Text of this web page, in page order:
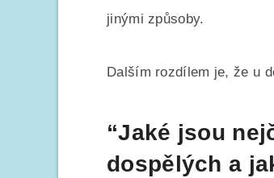
jinými způsoby.
Dalším rozdílem je, že u
“Jaké jsou
dospělých a